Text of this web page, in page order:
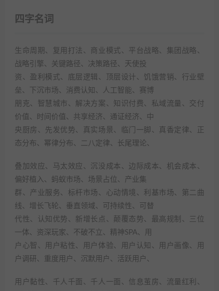
四字名词
生命周期、复用打法、商业模式、平台战略、集团战略、
战略引擎、关键路径、决策路径、天使投
资、盈利模式、底层逻辑、顶层设计、饥饿营销、行业壁
垒、下沉市场、消费认知、人工智能、赛博
朋克、智慧城市、解决方案、知识付费、私域流量、交付
价值、时间价值、共享经济、通证经济、中
央厨房、先发优势、真实场景、临门一脚、真香定律、正
态分布、幂律分布、二八定律、长尾理论、
叠加效应、马太效应、沉没成本、边际成本、机会成本、
偏好植入、蚂蚁市场、场景占位、产业集
群、产业服务、标杆市场、心动情境、利基市场、第二曲
线、增长飞轮、垂直领域、可持续性、可替
代性、认知优势、新增长点、颠覆态势、最高规制、三位
一体、资深玩家、不破不立、精神SPA、用
户心智、用户粘性、用户体验、用户认知、用户画像、用
户调研、重度用户、沉默用户、活跃用户、
用户黏性、千人千面、千人一面、信息茧房、流量红利、